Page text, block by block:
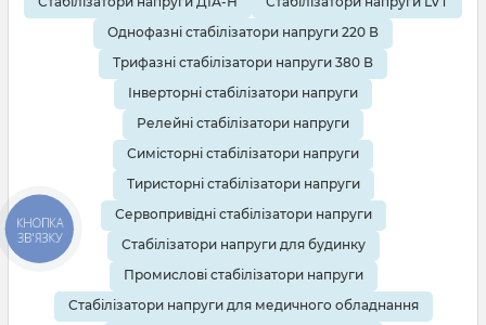
Однофазні стабілізатори напруги 220 В
Трифазні стабілізатори напруги 380 В
Інверторні стабілізатори напруги
Релейні стабілізатори напруги
Симісторні стабілізатори напруги
Тиристорні стабілізатори напруги
Сервопривідні стабілізатори напруги
Стабілізатори напруги для будинку
Промислові стабілізатори напруги
Стабілізатори напруги для медичного обладнання
КНОПКА
ЗВ'ЯЗКУ